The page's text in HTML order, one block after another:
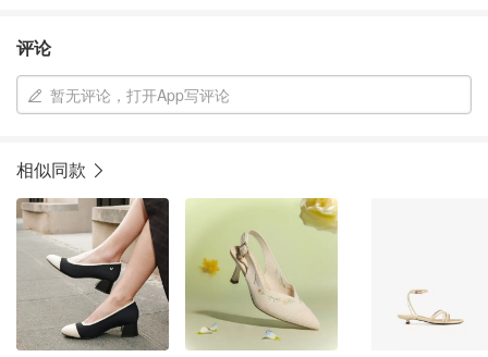
评论
暂无评论，打开App写评论
相似同款